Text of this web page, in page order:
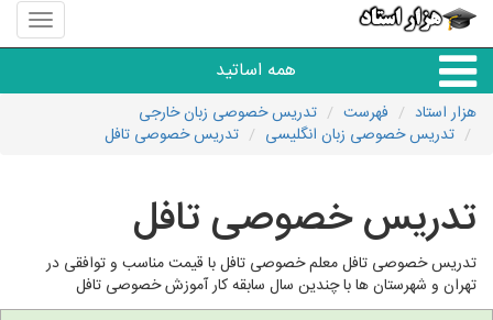
منوی
سایت
استاد
همه اساتید
همه آموزشگاه ها
دبستان تا دبیرستان
زبان های خارجی
هزار استاد فهرست
تدریس خصوصی زبان خارجی
تدریس خصوصی زبان انگلیسی
تدریس خصوصی تافل
تدریس خصوصی تافل
تدریس خصوصی تافل معلم خصوصی تافل با قیمت مناسب و توافقی در
تهران و شهرستان ها با چندین سال سابقه کار آموزش خصوصی تافل